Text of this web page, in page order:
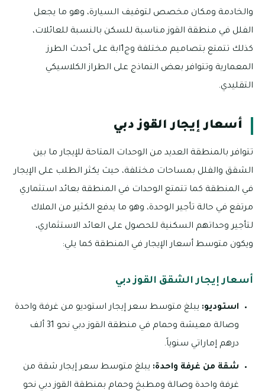
والخادمة ومكان مخصص لتوقيف السيارة، وهو ما يجعل
الفلل في منطقة القوز مناسبة للسكن بالنسبة للعائلات،
كذلك تتمتع بتصاميم مختلفة وج1ابة على أحدث الطرز
المعمارية وتتوافر بعض النماذج على الطراز الكلاسيكي
التقليدي.
أسعار إيجار القوز دبي
تتوافر بالمنطقة العديد من الوحدات المتاحة للإيجار ما بين
الشقق والفلل بمساحات مختلفة، حيث يكثر الطلب على الإيجار
في المنطقة كما تتمتع الوحدات في المنطقة بعائد استثماري
مرتفع في حالة تأجير الوحدة، وهو ما يدفع الكثير من الملاك
لتأجير وحداتهم السكنية للحصول على العائد الاستثماري،
ويكون متوسط أسعار الإيجار في المنطقة كما يلي:
أسعار إيجار الشقق القوز دبي
استوديو: يبلغ متوسط سعر إيجار استوديو من غرفة واحدة
وصالة معيشة وحمام في منطقة القوز دبي نحو 31 ألف
درهم إماراتي سنوياً.
شقة من غرفة واحدة: يبلغ متوسط سعر إيجار شقة من
غرفة واحدة وصالة ومطبخ وحمام بمنطقة القوز دبي نحو